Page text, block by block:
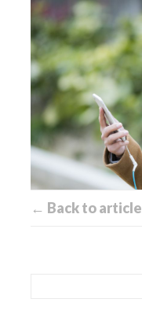
← Back to article